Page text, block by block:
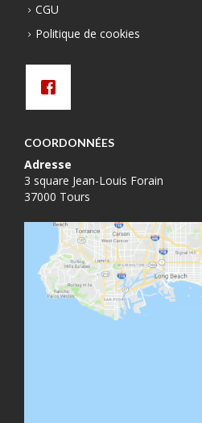
CGU
Politique de cookies
COORDONNÉES
Adresse
3 square Jean-Louis Forain
37000 Tours